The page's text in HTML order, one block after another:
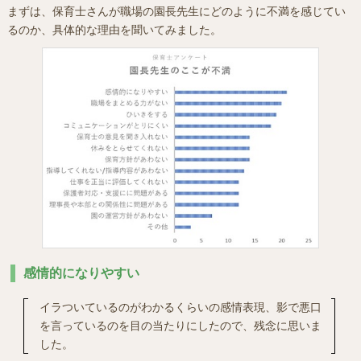
まずは、保育士さんが職場の園長先生にどのように不満を感じてい
るのか、具体的な理由を聞いてみました。
感情的になりやすい
イラついているのがわかるくらいの感情表現、影で悪口
を言っているのを目の当たりにしたので、残念に思いま
した。